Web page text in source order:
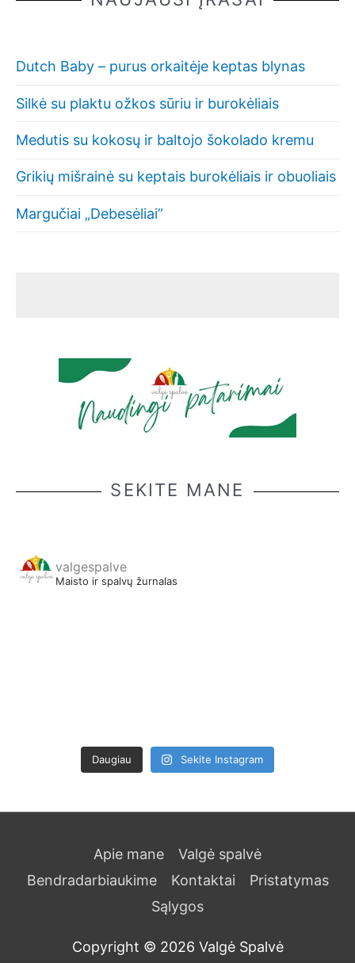
Dutch Baby – purus orkaitėje keptas blynas
Silkė su plaktu ožkos sūriu ir burokėliais
Medutis su kokosų ir baltojo šokolado kremu
Grikių mišrainė su keptais burokėliais ir obuoliais
Margučiai „Debesėliai”
SEKITE MANE
valgespalve
Maisto ir spalvų žurnalas
Daugiau Sekite Instagram
Apie mane
Valgė spalvė
Bendradarbiaukime
Kontaktai
Pristatymas
Sąlygos
Copyright © 2026 Valgė Spalvė